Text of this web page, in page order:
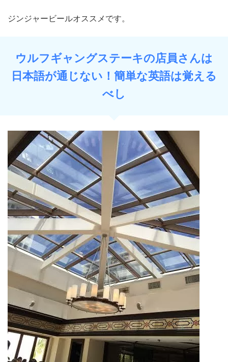
ジンジャービールオススメです。
ウルフギャングステーキの店員さんは
日本語が通じない！簡単な英語は覚える
べし